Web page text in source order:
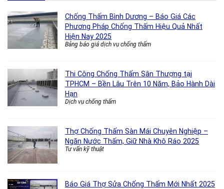
Chống Thấm Bình Dương – Báo Giá Các
Phương Pháp Chống Thấm Hiệu Quả Nhất
Hiện Nay 2025
Bảng báo giá dịch vụ chống thấm
Thi Công Chống Thấm Sân Thượng tại
TPHCM – Bền Lâu Trên 10 Năm, Bảo Hành Dài
Hạn
Dịch vụ chống thấm
Thợ Chống Thấm Sàn Mái Chuyên Nghiệp –
Ngăn Nước Thấm, Giữ Nhà Khô Ráo 2025
Tư vấn kỹ thuật
Báo Giá Thợ Sửa Chống Thấm Mới Nhất 2025